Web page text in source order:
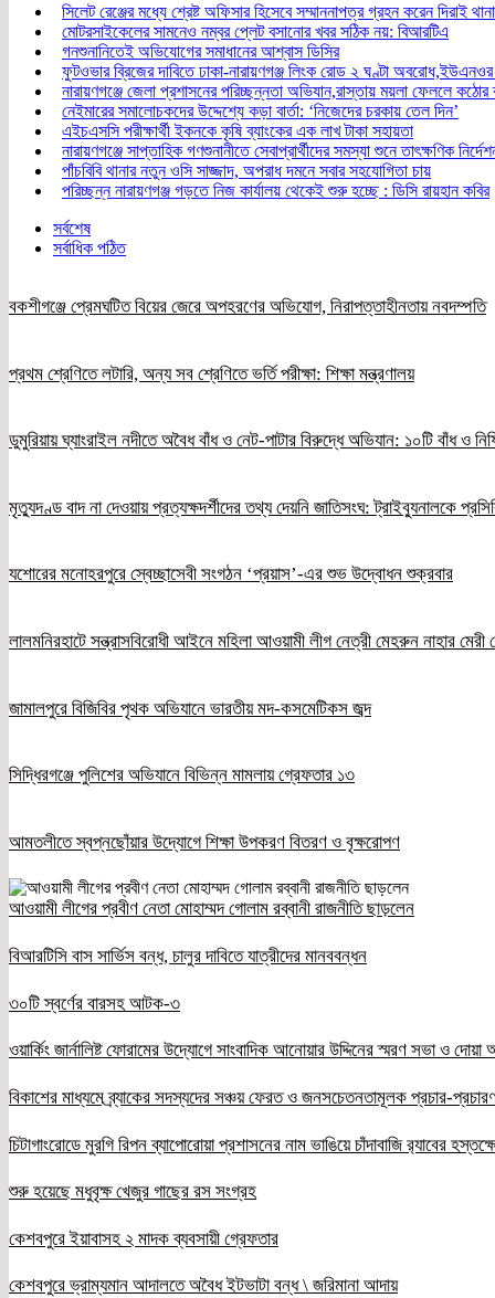
সিলেট রেঞ্জের মধ্যে শ্রেষ্ট অফিসার হিসেবে সম্মাননাপত্র গ্রহন করেন দিরাই
মোটরসাইকেলের সামনেও নম্বর প্লেট বসানোর খবর সঠিক নয়: বিআরটিএ
গনশুনানিতেই অভিযোগের সমাধানের আশ্বাস ডিসির
ফুটওভার ব্রিজের দাবিতে ঢাকা-নারায়ণগঞ্জ লিংক রোড ২ ঘণ্টা
নারায়ণগঞ্জে জেলা প্রশাসনের পরিচ্ছন্নতা অভিযান,রাস্তায় ময়লা ফেললে কঠোর
নেইমারের সমালোচকদের উদ্দেশ্যে কড়া বার্তা: ‘নিজেদের চরকায় তেল দিন’
এইচএসসি পরীক্ষার্থী ইকনকে কৃষি ব্যাংকের এক লাখ টাকা সহায়তা
নারায়ণগঞ্জে সাপ্তাহিক গণশুনানীতে সেবাপ্রার্থীদের সমস্যা শুনে তাৎক্ষণিক
পাঁচবিবি থানার নতুন ওসি সাজ্জাদ, অপরাধ দমনে সবার সহযোগিতা চায়
পরিচ্ছন্ন নারায়ণগঞ্জ গড়তে নিজ কার্যালয় থেকেই শুরু হচ্ছে : ডিসি রায়হান কবির
সর্বশেষ
সর্বাধিক পঠিত
বকশীগঞ্জে প্রেমঘটিত বিয়ের জেরে অপহরণের অভিযোগ, নিরাপত্তাহীনতায় নবদম্পতি
প্রথম শ্রেণিতে লটারি, অন্য সব শ্রেণিতে ভর্তি পরীক্ষা: শিক্ষা মন্ত্রণালয়
ডুমুরিয়ায় ঘ্যাংরাইল নদীতে অবৈধ বাঁধ ও নেট-পাটার বিরুদ্ধে অভিযান: ১০টি বাঁধ ও
মৃত্যুদণ্ড বাদ না দেওয়ায় প্রত্যক্ষদর্শীদের তথ্য দেয়নি জাতিসংঘ: ট্রাইব্যুনালকে
যশোরের মনোহরপুরে স্বেচ্ছাসেবী সংগঠন ‘প্রয়াস’-এর শুভ উদ্বোধন শুক্রবার
লালমনিরহাটে সন্ত্রাসবিরোধী আইনে মহিলা আওয়ামী লীগ নেত্রী মেহরুন নাহার মেরী
জামালপুরে বিজিবির পৃথক অভিযানে ভারতীয় মদ-কসমেটিকস জব্দ
সিদ্ধিরগঞ্জে পুলিশের অভিযানে বিভিন্ন মামলায় গ্রেফতার ১৩
আমতলীতে স্বপ্নছোঁয়ার উদ্যোগে শিক্ষা উপকরণ বিতরণ ও বৃক্ষরোপণ
আওয়ামী লীগের প্রবীণ নেতা মোহাম্মদ গোলাম রব্বানী রাজনীতি ছাড়লেন
বিআরটিসি বাস সার্ভিস বন্ধ, চালুর দাবিতে যাত্রীদের মানববন্ধন
৩০টি স্বর্ণের বারসহ আটক-৩
ওয়ার্কিং জার্নালিষ্ট ফোরামের উদ্যোগে সাংবাদিক আনোয়ার উদ্দিনের স্মরণ সভা ও দোয়া
বিকাশের মাধ্যমে ব্র্যাকের সদস্যদের সঞ্চয় ফেরত ও জনসচেতনতামূলক প্রচার-
চিটাগাংরোডে মুরগি রিপন ব্যাপোরোয়া প্রশাসনের নাম ভাঙিয়ে চাঁদাবাজি র‌্যাবের
শুরু হয়েছে মধুবৃক্ষ খেজুর গাছের রস সংগ্রহ
কেশবপুরে ইয়াবাসহ ২ মাদক ব্যবসায়ী গ্রেফতার
কেশবপুরে ভ্রাম্যমান আদালতে অবৈধ ইটভাটা বন্ধ \ জরিমানা আদায়